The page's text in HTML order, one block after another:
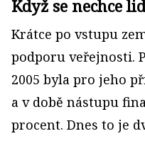
Když se nechce
Krátce po vstupu
podporu veřejnosti.
2005 byla pro jeho
a v době nástupu
procent. Dnes to je